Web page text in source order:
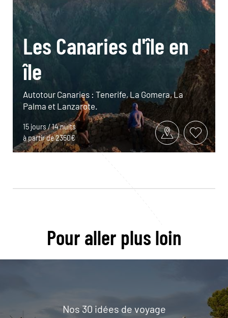
Les Canaries d'île en
île
Autotour Canaries : Tenerife, La Gomera, La
Palma et Lanzarote.
15 jours / 14 nuits
à partir de 2350€
Pour aller plus loin
Nos 30 idées de voyage